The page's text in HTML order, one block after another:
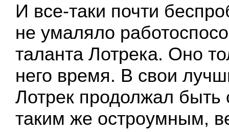
И все-таки почти
не умаляло
таланта Лотрека. Оно
него время. В свои
Лотрек продолжал
таким же остроумным,